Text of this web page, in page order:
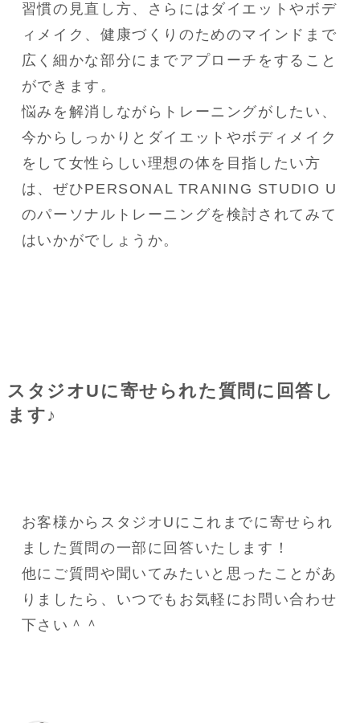
習慣の見直し方、さらにはダイエットやボデ
ィメイク、健康づくりのためのマインドまで
広く細かな部分にまでアプローチをすること
ができます。
悩みを解消しながらトレーニングがしたい、
今からしっかりとダイエットやボディメイク
をして女性らしい理想の体を目指したい方
は、ぜひPERSONAL TRANING STUDIO U
のパーソナルトレーニングを検討されてみて
はいかがでしょうか。
スタジオUに寄せられた質問に回答し
ます♪
お客様からスタジオUにこれまでに寄せられ
ました質問の一部に回答いたします！
他にご質問や聞いてみたいと思ったことがあ
りましたら、いつでもお気軽にお問い合わせ
下さい＾＾